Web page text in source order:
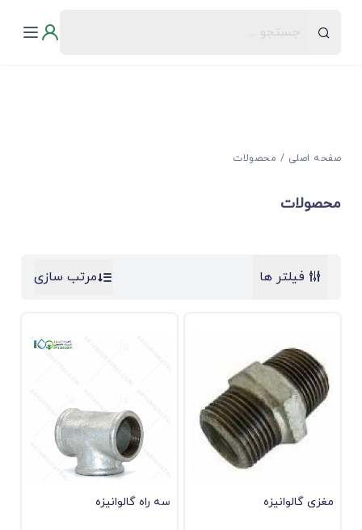
صفحه اصلی محصولات
محصولات
فیلتر ها مرتب سازی
مغزی گالوانیزه سه راه گالوانیزه